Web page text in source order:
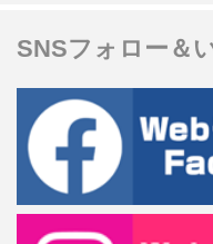
SNSフォロー＆